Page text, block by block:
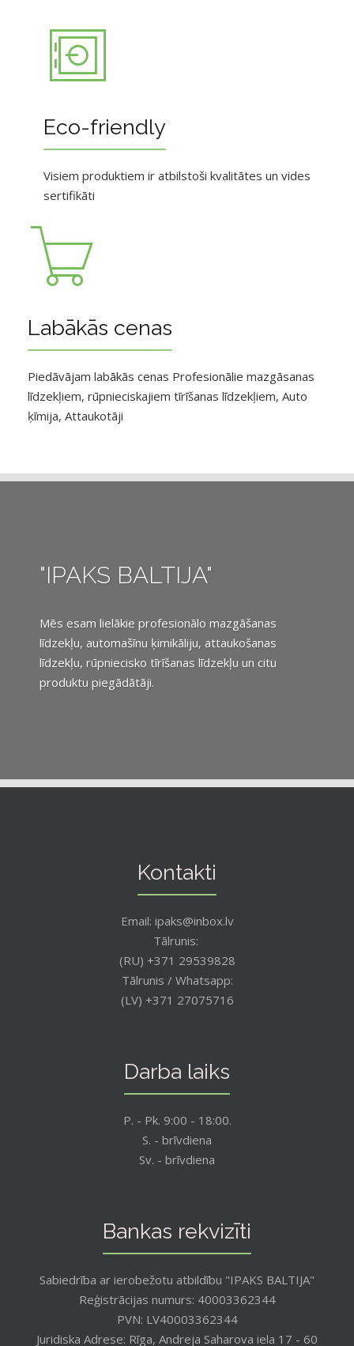
Eco-friendly
Visiem produktiem ir atbilstoši kvalitātes un vides
sertifikāti
Labākās cenas
Piedāvājam labākās cenas Profesionālie mazgāsanas
līdzekļiem, rūpnieciskajiem tīrīšanas līdzekļiem, Auto
ķīmija, Attaukotāji
"IPAKS BALTIJA"
Mēs esam lielākie profesionālo mazgāšanas
līdzekļu, automašīnu ķimikāliju, attaukošanas
līdzekļu, rūpniecisko tīrīšanas līdzekļu un citu
produktu piegādātāji.
Kontakti
Email: ipaks@inbox.lv
Tālrunis:
(RU) +371 29539828
Tālrunis / Whatsapp:
(LV) +371 27075716
Darba laiks
P. - Pk. 9:00 - 18:00.
S. - brīvdiena
Sv. - brīvdiena
Bankas rekvizīti
Sabiedrība ar ierobežotu atbildību "IPAKS BALTIJA"
Reģistrācijas numurs: 40003362344
PVN: LV40003362344
Juridiska Adrese: Rīga, Andreja Saharova iela 17 - 60